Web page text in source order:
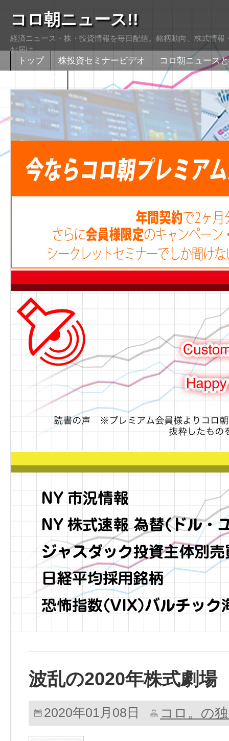
コロ朝ニュース!!
経済ニュース・株・投資情報を毎日配信。銘柄動向、株式情
お届け
トップ 株投資セミナービデオ
コロ朝ニュース
波乱の2020年株式劇場
2020年01月08日 コロ。の